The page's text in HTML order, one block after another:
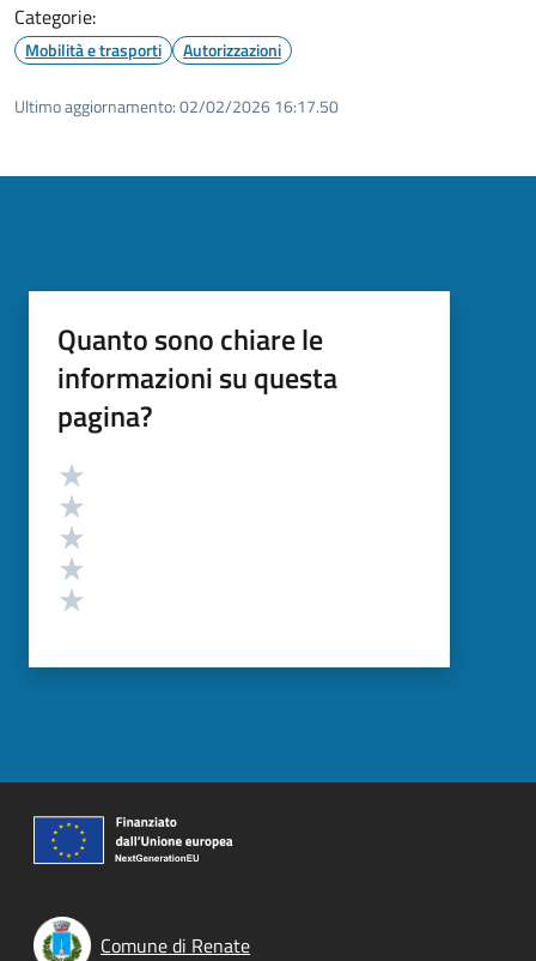
Categorie:
Mobilità e trasporti Autorizzazioni
Ultimo aggiornamento:02/02/2026 16:17.50
Quanto sono chiare le
informazioni su questa
pagina?
Valutazione
Comune di Renate